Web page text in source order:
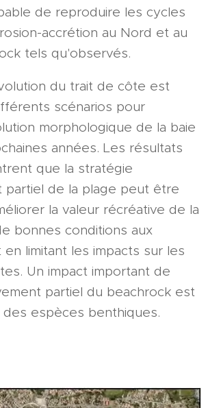
de reproduire les cycles
accrétion au Nord et au
tels qu'observés.
du trait de côte est
scénarios pour
morphologique de la baie
années. Les résultats
que la stratégie
partiel de la plage peut être
la valeur récréative de la
bonnes conditions aux
limitant les impacts sur les
Un impact important de
partiel du beachrock est
espèces benthiques.